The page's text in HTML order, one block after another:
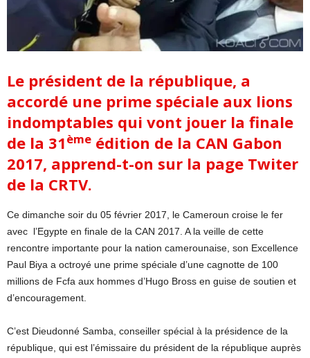
Le président de la république, a
accordé une prime spéciale aux lions
indomptables qui vont jouer la finale
de la 31ème édition de la CAN Gabon
2017, apprend-t-on sur la page Twiter
de la CRTV.
Ce dimanche soir du 05 février 2017, le Cameroun croise le fer
avec l’Egypte en finale de la CAN 2017. A la veille de cette
rencontre importante pour la nation camerounaise, son Excellence
Paul Biya a octroyé une prime spéciale d’une cagnotte de 100
millions de Fcfa aux hommes d’Hugo Bross en guise de soutien et
d’encouragement.
C’est Dieudonné Samba, conseiller spécial à la présidence de la
république, qui est l’émissaire du président de la république auprès